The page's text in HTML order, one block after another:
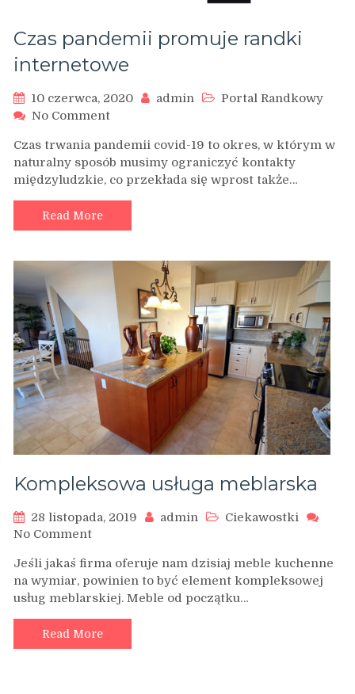
Czas pandemii promuje randki
internetowe
10 czerwca, 2020 admin
Portal Randkowy
No Commenton
pandemii
promuje
randki
internetowe
Czas trwania pandemii covid-19 to okres, w którym w
naturalny sposób musimy ograniczyć kontakty
międzyludzkie, co przekłada się wprost także…
Read More
Kompleksowa usługa meblarska
28 listopada, 2019 admin
Ciekawostki
No Commenton
usługa
meblarska
Jeśli jakaś firma oferuje nam dzisiaj meble kuchenne
na wymiar, powinien to być element kompleksowej
usług meblarskiej. Meble od początku…
Read More